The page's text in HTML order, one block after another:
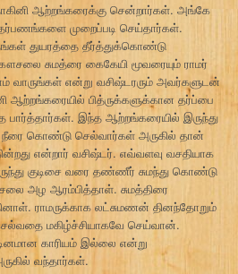
ஆற்றங்கரைக்கு சென்றார்கள். அங்கே
முறைப்படி செய்தார்கள்.
துயரத்தை தீர்த்துக்கொண்டு
சுமத்ரை கைகேயி மூவரையும் ராமர்
வாருங்கள் என்று வசிஷ்டரரும் அவர்களுடன்
ஆற்றங்கரையில் பித்ருக்களுக்கான தர்ப்பை
பார்த்தார்கள். இந்த ஆற்றங்கரையில் இருந்து
கொண்டு செல்வார்கள் அருகில் தான்
என்றார் வசிஷ்டர். எவ்வளவு வசதியாக
குடிசை வரை தண்ணீர் சுமந்து கொண்டு
அழ ஆரம்பித்தாள். சுமத்திரை
ராமருக்காக லட்சுமணன் தினந்தோறும்
மகிழ்ச்சியாகவே செய்வான்.
காரியம் இல்லை என்று
வந்தார்கள்.